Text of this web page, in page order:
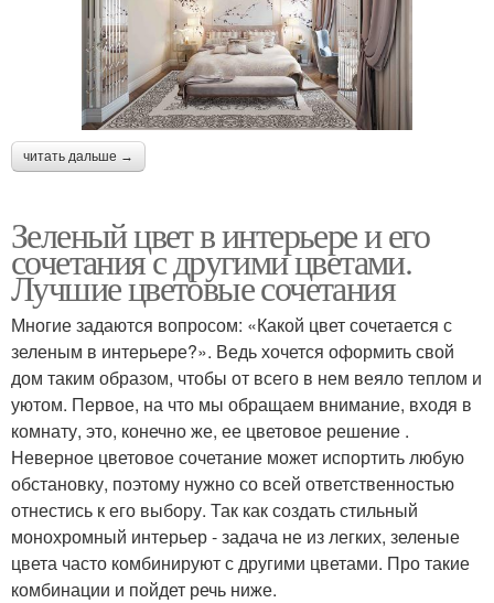
читать дальше →
Зеленый цвет в интерьере и его
сочетания с другими цветами.
Лучшие цветовые сочетания
Многие задаются вопросом: «Какой цвет сочетается с
зеленым в интерьере?». Ведь хочется оформить свой
дом таким образом, чтобы от всего в нем веяло теплом и
уютом. Первое, на что мы обращаем внимание, входя в
комнату, это, конечно же, ее цветовое решение .
Неверное цветовое сочетание может испортить любую
обстановку, поэтому нужно со всей ответственностью
отнестись к его выбору. Так как создать стильный
монохромный интерьер - задача не из легких, зеленые
цвета часто комбинируют с другими цветами. Про такие
комбинации и пойдет речь ниже.